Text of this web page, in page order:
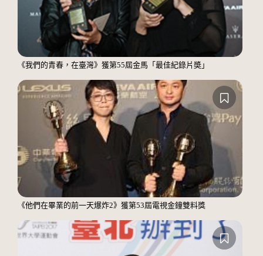
《我們的青春，在臺灣》獲第55屆金馬「最佳紀錄片奬」
《他們在畢業的前一天爆炸2》獲第53屆電視金鐘雙料獎